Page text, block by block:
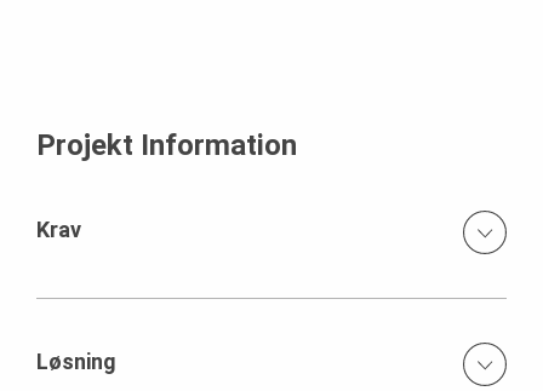
Projekt Information
Krav
sideudvidelse af underførte vej, idet broerne er forberedt
for tilbygning af et fjerde fag.
Løsning